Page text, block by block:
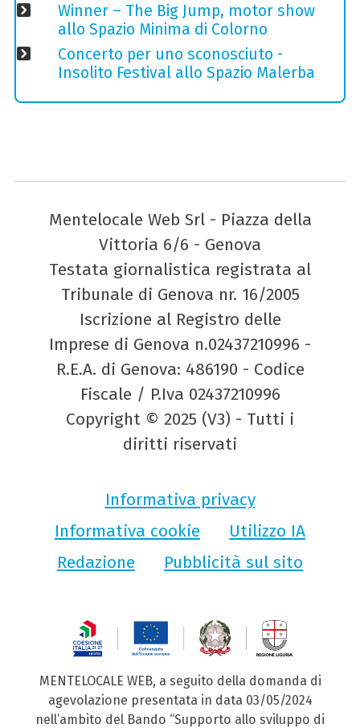
Winner – The Big Jump, motor show
allo Spazio Minima di Colorno
Concerto per uno sconosciuto -
Insolito Festival allo Spazio Malerba
Mentelocale Web Srl - Piazza della
Vittoria 6/6 - Genova
Testata giornalistica registrata al
Tribunale di Genova nr. 16/2005
Iscrizione al Registro delle
Imprese di Genova n.02437210996 -
R.E.A. di Genova: 486190 - Codice
Fiscale / P.Iva 02437210996
Copyright © 2025 (V3) - Tutti i
diritti riservati
Informativa privacy
Informativa cookie
Utilizzo IA
Redazione
Pubblicità sul sito
MENTELOCALE WEB, a seguito della domanda di
agevolazione presentata in data 03/05/2024
nell’ambito del Bando “Supporto allo sviluppo di